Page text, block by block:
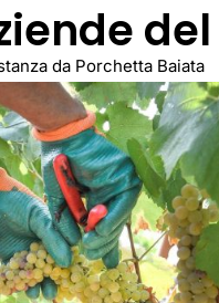
da Porchetta Baiata